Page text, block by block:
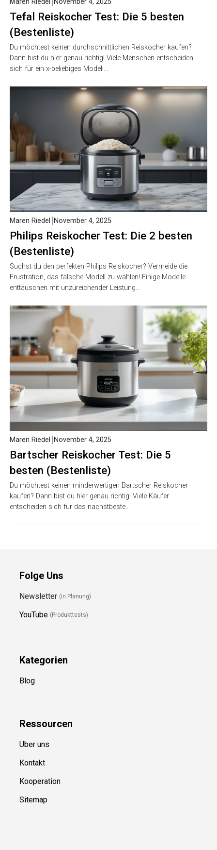
Tefal Reiskocher Test: Die 5 besten
(Bestenliste)
Maren Riedel November 4, 2025
Du möchtest keinen durchschnittlichen Reiskocher kaufen?
Dann bist du hier genau richtig! Viele Menschen entscheiden
sich für ein x-beliebiges Modell…
Philips Reiskocher Test: Die 2 besten
(Bestenliste)
Maren Riedel November 4, 2025
Suchst du den perfekten Philips Reiskocher? Vermeide die
Frustration, das falsche Modell zu wählen! Einige Modelle
enttäuschen mit unzureichender Leistung…
Bartscher Reiskocher Test: Die 5
besten (Bestenliste)
Maren Riedel November 4, 2025
Du möchtest keinen minderwertigen Bartscher Reiskocher
kaufen? Dann bist du hier genau richtig! Viele Käufer
entscheiden sich für das nächstbeste…
Folge Uns
Newsletter (in Planung)
YouTube (Produkttests)
Kategorien
Blog
Ressourcen
Über uns
Kontakt
Kooperation
Sitemap